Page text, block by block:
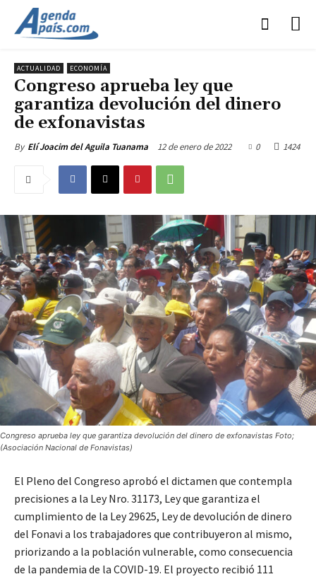
ACTUALIDAD ECONOMÍA
Congreso aprueba ley que
garantiza devolución del dinero
de exfonavistas
By Elí Joacim del Aguila Tuanama 12 de enero de 2022 0 1424
Congreso aprueba ley que garantiza devolución del dinero de exfonavistas Foto;
(Asociación Nacional de Fonavistas)
El Pleno del Congreso aprobó el dictamen que contempla
precisiones a la Ley Nro. 31173, Ley que garantiza el
cumplimiento de la Ley 29625, Ley de devolución de dinero
del Fonavi a los trabajadores que contribuyeron al mismo,
priorizando a la población vulnerable, como consecuencia
de la pandemia de la COVID-19. El proyecto recibió 111